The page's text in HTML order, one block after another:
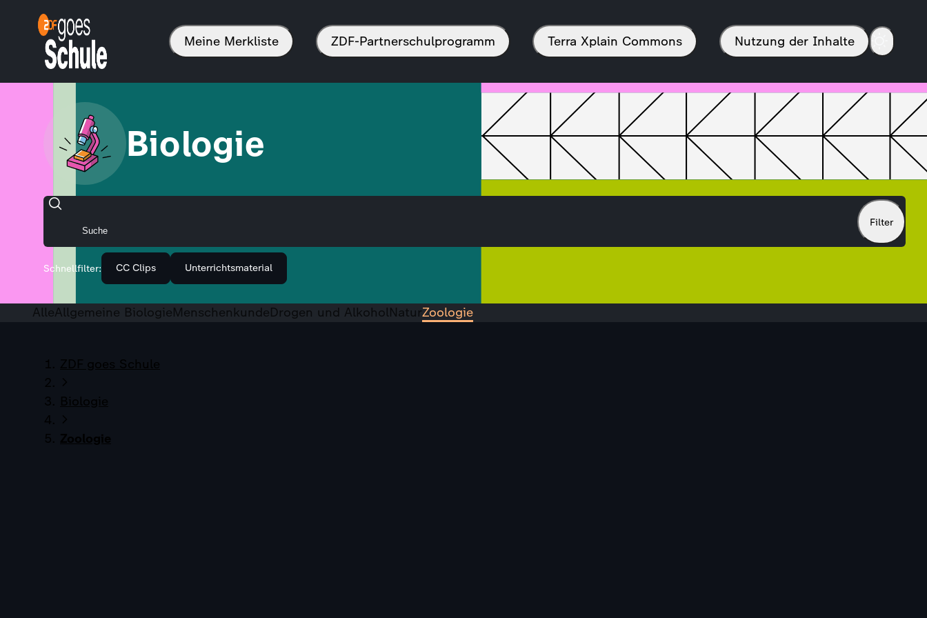
Meine Merkliste ZDF-Partnerschulprogramm Terra Xplain Commons Nutzung der Inhalte
Biologie
Filter
Schnellfilter: CC Clips Unterrichtsmaterial
AlleAllgemeine BiologieMenschenkundeDrogen und AlkoholNaturZoologie
ZDF goes Schule
Biologie
Zoologie